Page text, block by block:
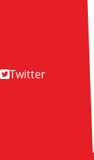
Twitter